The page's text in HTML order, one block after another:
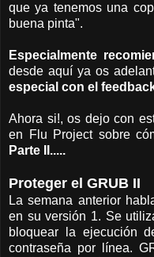
que ya tenemos una
buena pinta".
Especialmente
desde aquí ya os
especial con el
Ahora si!, os dejo con
en Flu Project sobre
Parte II.....
Proteger el GRUB II
La semana anterior
en su versión 1. Se
bloquear la ejecución
contraseña por línea.